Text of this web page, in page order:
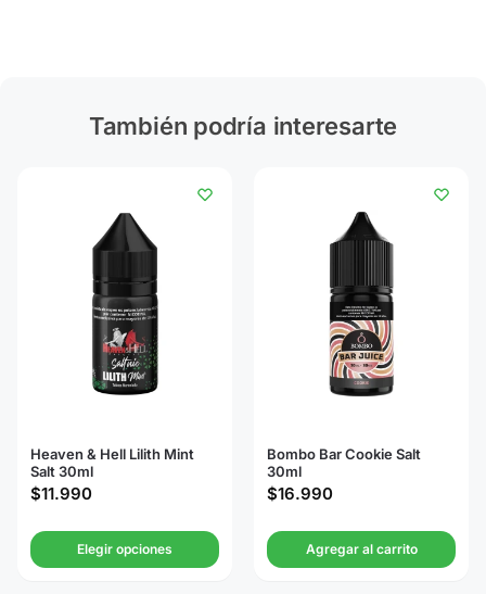
También podría interesarte
Heaven & Hell Lilith Mint
Salt 30ml
$11.990
Elegir opciones
Bombo Bar Cookie Salt
30ml
$16.990
Agregar al carrito